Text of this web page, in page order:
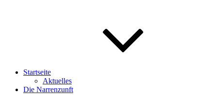
Startseite
Aktuelles
Die Narrenzunft